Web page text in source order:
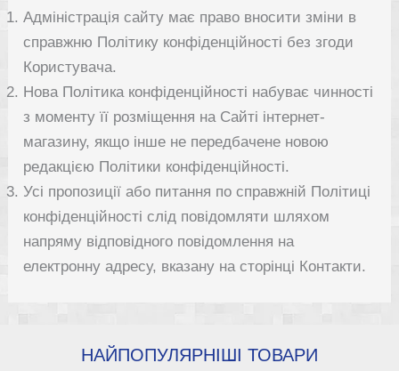
Адміністрація сайту має право вносити зміни в
справжню Політику конфіденційності без згоди
Користувача.
Нова Політика конфіденційності набуває чинності
з моменту її розміщення на Сайті інтернет-
магазину, якщо інше не передбачене новою
редакцією Політики конфіденційності.
Усі пропозиції або питання по справжній Політиці
конфіденційності слід повідомляти шляхом
напряму відповідного повідомлення на
електронну адресу, вказану на сторінці Контакти.
НАЙПОПУЛЯРНІШІ ТОВАРИ